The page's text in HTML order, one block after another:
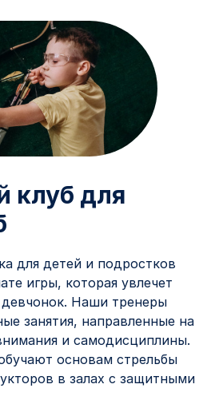
клуб для
для детей и подростков
игры, которая увлечет
Наши тренеры
занятия, направленные на
и самодисциплины.
основам стрельбы
в залах с защитными